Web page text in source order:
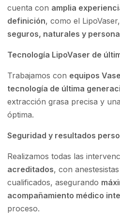
cuenta con amplia
definición, como el
seguros, naturales y
Tecnología LipoVaser de
Trabajamos con equipos
tecnología de última
extracción grasa precisa y
óptima.
Seguridad y resultados
Realizamos todas las
acreditados, con
cualificados, asegurando
acompañamiento médico
proceso.